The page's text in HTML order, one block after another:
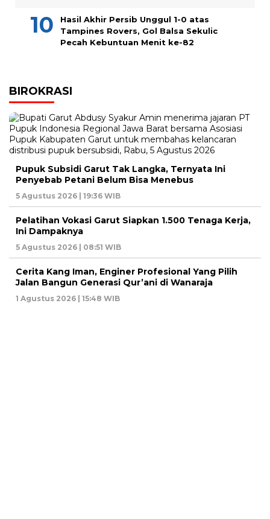
Hasil Akhir Persib Unggul 1-0 atas
Tampines Rovers, Gol Balsa Sekulic
Pecah Kebuntuan Menit ke-82
BIROKRASI
Pupuk Subsidi Garut Tak Langka, Ternyata Ini
Penyebab Petani Belum Bisa Menebus
5 Agustus 2026 | 19:36 WIB
Pelatihan Vokasi Garut Siapkan 1.500 Tenaga Kerja,
Ini Dampaknya
5 Agustus 2026 | 08:51 WIB
Cerita Kang Iman, Enginer Profesional Yang Pilih
Jalan Bangun Generasi Qur’ani di Wanaraja
1 Agustus 2026 | 15:48 WIB